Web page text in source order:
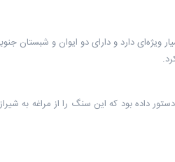
ویژه‌ای دارد و دارای دو ایوان و شبستان